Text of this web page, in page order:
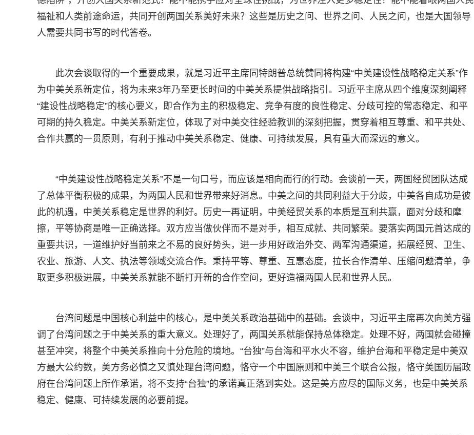
福祉和人类前途命运，共同开创两国关系美好未来？这些是历史之问、世界之问、人民之问，也是大国领导
人需要共同书写的时代答卷。
此次会谈取得的一个重要成果，就是习近平主席同特朗普总统赞同将构建“中美建设性战略稳定关系”作
为中美关系新定位，将为未来3年乃至更长时间的中美关系提供战略指引。习近平主席从四个维度深刻阐释
“建设性战略稳定”的核心要义，即合作为主的积极稳定、竞争有度的良性稳定、分歧可控的常态稳定、和平
可期的持久稳定。中美关系新定位，体现了对中美交往经验教训的深刻把握，贯穿着相互尊重、和平共处、
合作共赢的一贯原则，有利于推动中美关系稳定、健康、可持续发展，具有重大而深远的意义。
“中美建设性战略稳定关系”不是一句口号，而应该是相向而行的行动。会谈前一天，两国经贸团队达成
了总体平衡积极的成果，为两国人民和世界带来好消息。中美之间的共同利益大于分歧，中美各自成功是彼
此的机遇，中美关系稳定是世界的利好。历史一再证明，中美经贸关系的本质是互利共赢，面对分歧和摩
擦，平等协商是唯一正确选择。双方应当做伙伴而不是对手，相互成就、共同繁荣。要落实两国元首达成的
重要共识，一道维护好当前来之不易的良好势头，进一步用好政治外交、两军沟通渠道，拓展经贸、卫生、
农业、旅游、人文、执法等领域交流合作。秉持平等、尊重、互惠态度，拉长合作清单、压缩问题清单，争
取更多积极进展，中美关系就能不断打开新的合作空间，更好造福两国人民和世界人民。
台湾问题是中国核心利益中的核心，是中美关系政治基础中的基础。会谈中，习近平主席再次向美方强
调了台湾问题之于中美关系的重大意义。处理好了，两国关系就能保持总体稳定。处理不好，两国就会碰撞
甚至冲突，将整个中美关系推向十分危险的境地。“台独”与台海和平水火不容，维护台海和平稳定是中美双
方最大公约数，美方务必慎之又慎处理台湾问题，恪守一个中国原则和中美三个联合公报，恪守美国历届政
府在台湾问题上所作承诺，将不支持“台独”的承诺真正落到实处。这是美方应尽的国际义务，也是中美关系
稳定、健康、可持续发展的必要前提。